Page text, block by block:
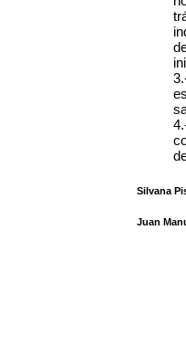
Silvana
Juan